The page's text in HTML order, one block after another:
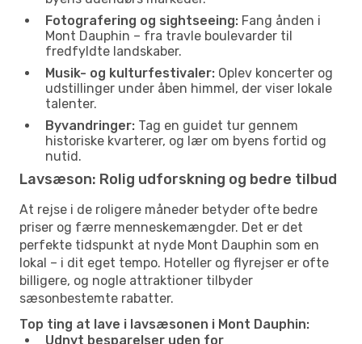
Fotografering og sightseeing: Fang ånden i
Mont Dauphin – fra travle boulevarder til
fredfyldte landskaber.
Musik- og kulturfestivaler: Oplev koncerter og
udstillinger under åben himmel, der viser lokale
talenter.
Byvandringer: Tag en guidet tur gennem
historiske kvarterer, og lær om byens fortid og
nutid.
Lavsæson: Rolig udforskning og bedre tilbud
At rejse i de roligere måneder betyder ofte bedre
priser og færre menneskemængder. Det er det
perfekte tidspunkt at nyde Mont Dauphin som en
lokal – i dit eget tempo. Hoteller og flyrejser er ofte
billigere, og nogle attraktioner tilbyder
sæsonbestemte rabatter.
Top ting at lave i lavsæsonen i Mont Dauphin:
Udnyt besparelser uden for